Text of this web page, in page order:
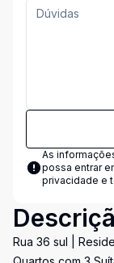
As
possa entrar
privacidade e
Rua 36 sul |